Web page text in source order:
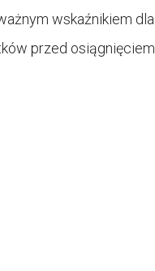
wskaźnikiem dla
przed osiągnięciem